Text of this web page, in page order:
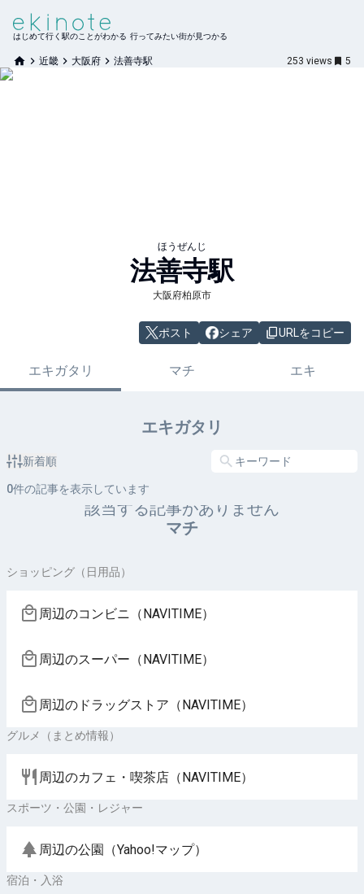
はじめて行く駅のことがわかる 行ってみたい街が見つかる
近畿 大阪府 法善寺駅 253 views 5
ほうぜんじ
法善寺駅
大阪府柏原市
ポスト シェア URLをコピー
エキガタリ マチ エキ
エキガタリ
新着順
0件の記事を表示しています
該当する記事がありません
マチ
ショッピング（日用品）
周辺のコンビニ（NAVITIME）
周辺のスーパー（NAVITIME）
周辺のドラッグストア（NAVITIME）
グルメ（まとめ情報）
周辺のカフェ・喫茶店（NAVITIME）
スポーツ・公園・レジャー
周辺の公園（Yahoo!マップ）
宿泊・入浴